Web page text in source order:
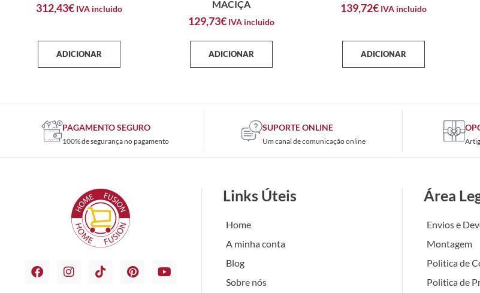
312,43€ IVA incluido
ADICIONAR
MACIÇA
129,73€ IVA incluido
ADICIONAR
139,72€ IVA incluido
ADICIONAR
PAGAMENTO SEGURO
100% de segurança no pagamento
SUPORTE ONLINE
Um canal de comunicação online
Links Úteis
Home
A minha conta
Blog
Sobre nós
Área
Envios e
Montagem
Politica de
Politica de